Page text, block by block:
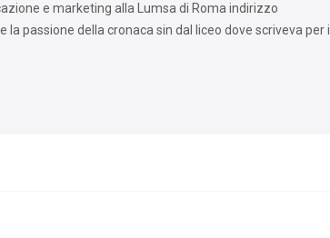
e marketing alla Lumsa di Roma indirizzo
la passione della cronaca sin dal liceo dove scriveva per il